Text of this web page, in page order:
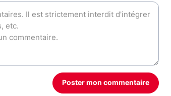
Poster mon commentaire